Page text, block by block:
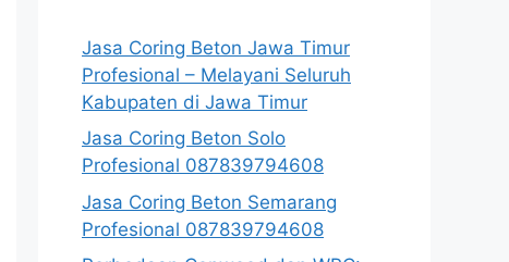
Jasa Coring Beton Jawa Timur
Profesional – Melayani Seluruh
Kabupaten di Jawa Timur
Jasa Coring Beton Solo
Profesional 087839794608
Jasa Coring Beton Semarang
Profesional 087839794608